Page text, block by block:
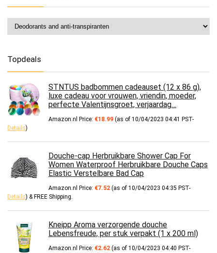
Topdeals
STNTUS badbommen cadeauset (12 x 86 g),
luxe cadeau voor vrouwen, vriendin, moeder,
perfecte Valentijnsgroet, verjaardag…
Amazon.nl Price: €18.99 (as of 10/04/2023 04:41 PST-
Details)
Douche-cap Herbruikbare Shower Cap For
Women Waterproof Herbruikbare Douche Caps
Elastic Verstelbare Bad Cap
Amazon.nl Price: €7.52 (as of 10/04/2023 04:35 PST-
Details) & FREE Shipping.
Kneipp Aroma verzorgende douche
Lebensfreude, per stuk verpakt (1 x 200 ml)
Amazon.nl Price: €2.62 (as of 10/04/2023 04:40 PST-